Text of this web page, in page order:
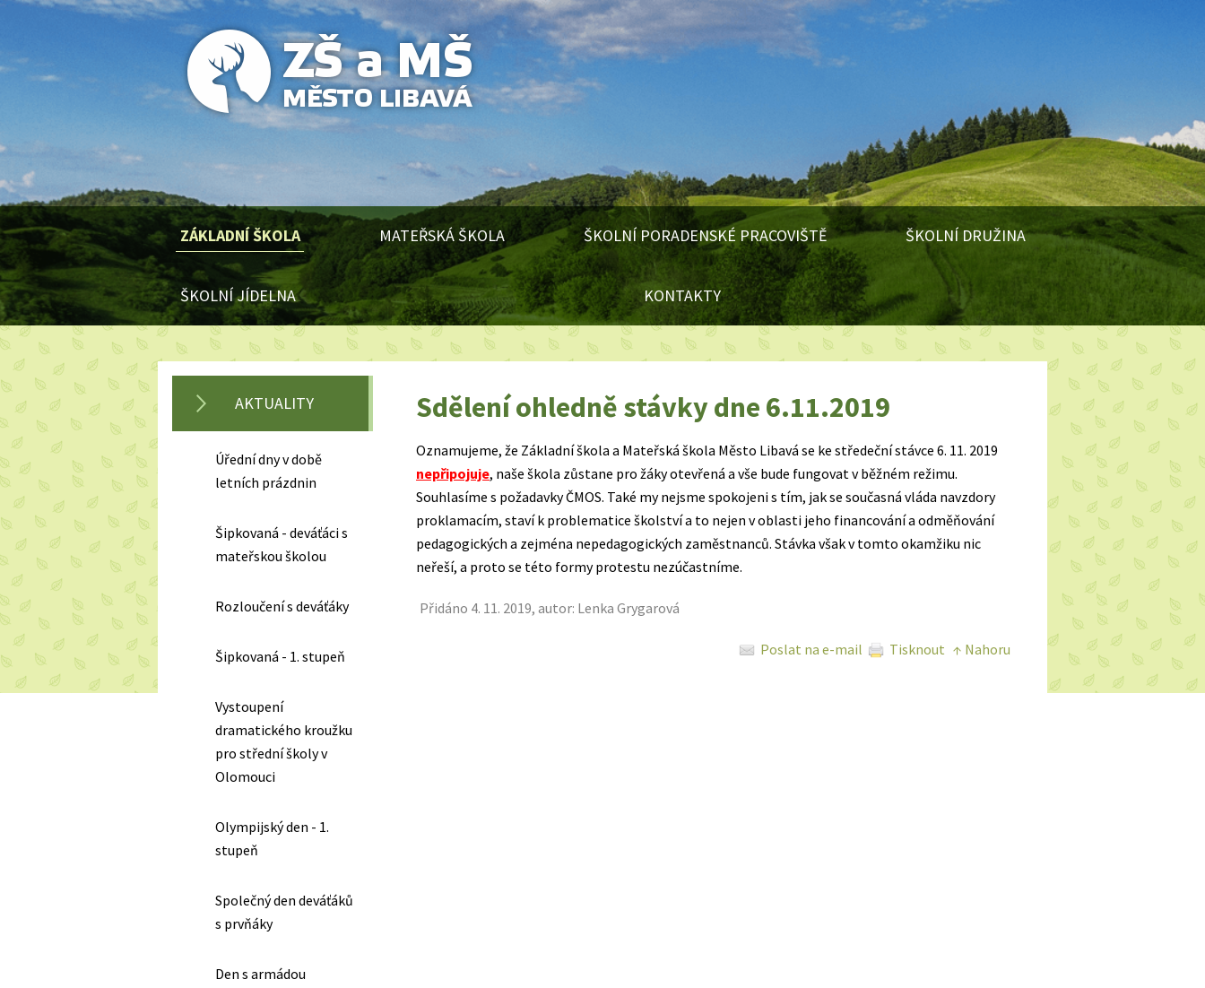
ZÁKLADNÍ ŠKOLA MATEŘSKÁ ŠKOLA ŠKOLNÍ PORADENSKÉ PRACOVIŠTĚ ŠKOLNÍ DRUŽINA
ŠKOLNÍ JÍDELNA KONTAKTY
Sdělení ohledně stávky dne 6.11.2019
Oznamujeme, že Základní škola a Mateřská škola Město Libavá se ke středeční stávce 6. 11. 2019
nepřipojuje, naše škola zůstane pro žáky otevřená a vše bude fungovat v běžném režimu.
Souhlasíme s požadavky ČMOS. Také my nejsme spokojeni s tím, jak se současná vláda navzdory
proklamacím, staví k problematice školství a to nejen v oblasti jeho financování a odměňování
pedagogických a zejména nepedagogických zaměstnanců. Stávka však v tomto okamžiku nic
neřeší, a proto se této formy protestu nezúčastníme.
Přidáno 4. 11. 2019, autor: Lenka Grygarová
Poslat na e-mail Tisknout ↑ Nahoru
AKTUALITY
Úřední dny v době
letních prázdnin
Šipkovaná - deváťáci s
mateřskou školou
Rozloučení s deváťáky
Šipkovaná - 1. stupeň
Vystoupení
dramatického kroužku
pro střední školy v
Olomouci
Olympijský den - 1.
stupeň
Společný den deváťáků
s prvňáky
Den s armádou